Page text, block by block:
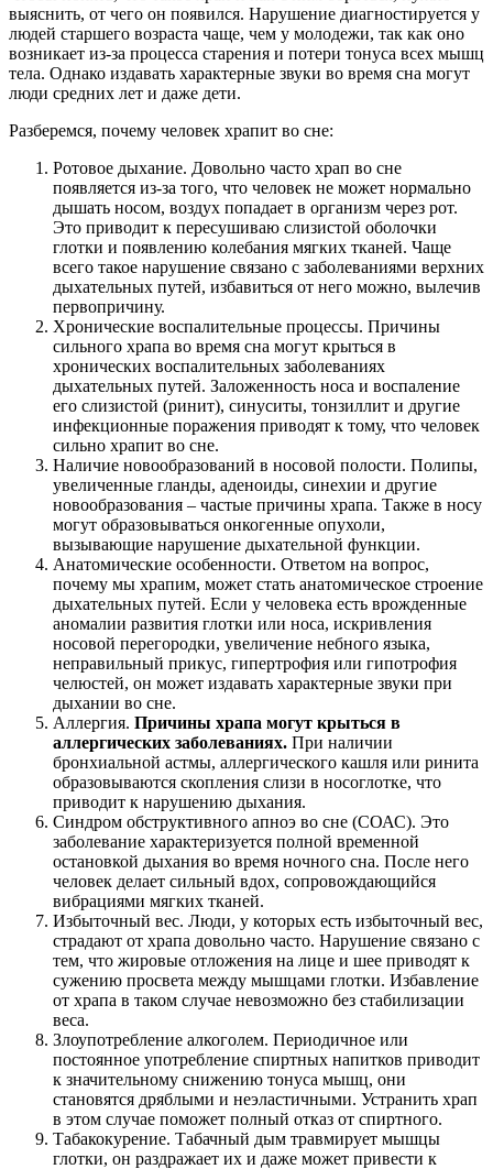
выяснить, от чего он появился. Нарушение диагностируется у
людей старшего возраста чаще, чем у молодежи, так как оно
возникает из-за процесса старения и потери тонуса всех мышц
тела. Однако издавать характерные звуки во время сна могут
люди средних лет и даже дети.
Разберемся, почему человек храпит во сне:
Ротовое дыхание. Довольно часто храп во сне
появляется из-за того, что человек не может нормально
дышать носом, воздух попадает в организм через рот.
Это приводит к пересушиваю слизистой оболочки
глотки и появлению колебания мягких тканей. Чаще
всего такое нарушение связано с заболеваниями верхних
дыхательных путей, избавиться от него можно, вылечив
первопричину.
Хронические воспалительные процессы. Причины
сильного храпа во время сна могут крыться в
хронических воспалительных заболеваниях
дыхательных путей. Заложенность носа и воспаление
его слизистой (ринит), синуситы, тонзиллит и другие
инфекционные поражения приводят к тому, что человек
сильно храпит во сне.
Наличие новообразований в носовой полости. Полипы,
увеличенные гланды, аденоиды, синехии и другие
новообразования – частые причины храпа. Также в носу
могут образовываться онкогенные опухоли,
вызывающие нарушение дыхательной функции.
Анатомические особенности. Ответом на вопрос,
почему мы храпим, может стать анатомическое строение
дыхательных путей. Если у человека есть врожденные
аномалии развития глотки или носа, искривления
носовой перегородки, увеличение небного языка,
неправильный прикус, гипертрофия или гипотрофия
челюстей, он может издавать характерные звуки при
дыхании во сне.
Аллергия. Причины храпа могут крыться в
аллергических заболеваниях. При наличии
бронхиальной астмы, аллергического кашля или ринита
образовываются скопления слизи в носоглотке, что
приводит к нарушению дыхания.
Синдром обструктивного апноэ во сне (СОАС). Это
заболевание характеризуется полной временной
остановкой дыхания во время ночного сна. После него
человек делает сильный вдох, сопровождающийся
вибрациями мягких тканей.
Избыточный вес. Люди, у которых есть избыточный вес,
страдают от храпа довольно часто. Нарушение связано с
тем, что жировые отложения на лице и шее приводят к
сужению просвета между мышцами глотки. Избавление
от храпа в таком случае невозможно без стабилизации
веса.
Злоупотребление алкоголем. Периодичное или
постоянное употребление спиртных напитков приводит
к значительному снижению тонуса мышц, они
становятся дряблыми и неэластичными. Устранить храп
в этом случае поможет полный отказ от спиртного.
Табакокурение. Табачный дым травмирует мышцы
глотки, он раздражает их и даже может привести к